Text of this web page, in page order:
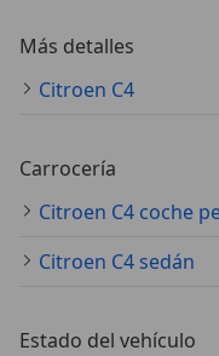
Más detalles
Citroen C4
Carrocería
Citroen C4 sedán
Estado del vehículo